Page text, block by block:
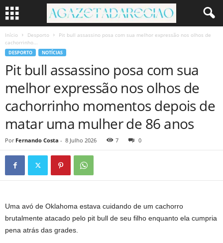
Início Desporto
Pit bull assassino posa com sua melhor expressão nos olhos de
cachorrinho...
DESPORTO NOTÍCIAS
Pit bull assassino posa com sua
melhor expressão nos olhos de
cachorrinho momentos depois de
matar uma mulher de 86 anos
Por Fernando Costa - 8 Julho 2026 7 0
Uma avó de Oklahoma estava cuidando de um cachorro
brutalmente atacado pelo pit bull de seu filho enquanto ela cumpria
pena atrás das grades.